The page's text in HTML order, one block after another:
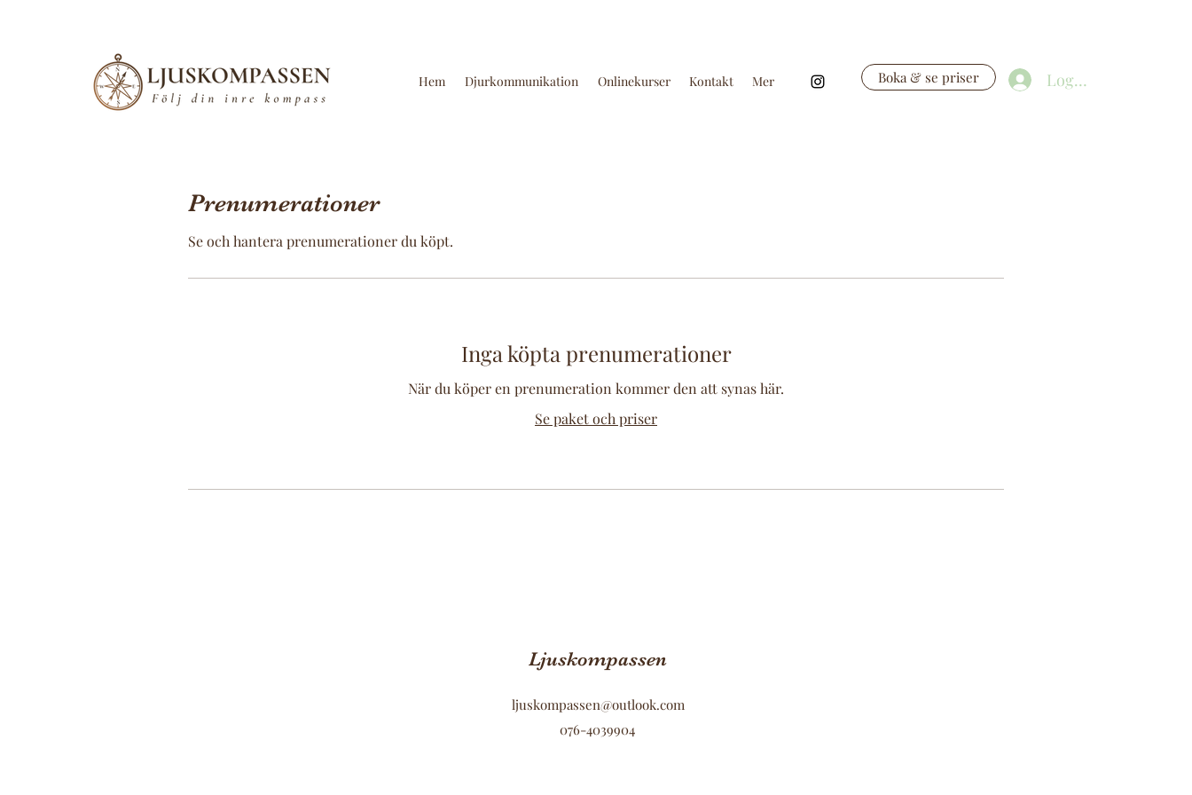
Hem Djurkommunikation Onlinekurser Kontakt Mer Boka & se priser Logga in
Prenumerationer
Se och hantera prenumerationer du köpt.
Inga köpta prenumerationer
När du köper en prenumeration kommer den att synas här.
Se paket och priser
Ljuskompassen
ljuskompassen@outlook.com
076-4039904